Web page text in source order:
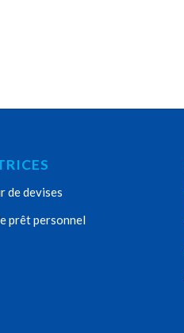
de devises
prêt personnel